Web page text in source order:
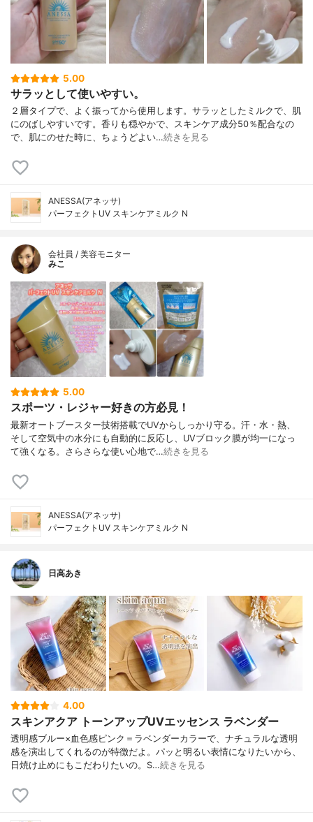
5.00
サラッとして使いやすい。
２層タイプで、よく振ってから使用します。サラッとしたミルクで、肌
にのばしやすいです。香りも穏やかで、スキンケア成分50％配合なの
で、肌にのせた時に、ちょうどよい…続きを見る
ANESSA(アネッサ)
パーフェクトUV スキンケアミルク N
会社員 / 美容モニター
みこ
5.00
スポーツ・レジャー好きの方必見！
最新オートブースター技術搭載でUVからしっかり守る。汗・水・熱、
そして空気中の水分にも自動的に反応し、UVブロック膜が均一になっ
て強くなる。さらさらな使い心地で…続きを見る
ANESSA(アネッサ)
パーフェクトUV スキンケアミルク N
日高あき
4.00
スキンアクア トーンアップUVエッセンス ラベンダー
透明感ブルー×血色感ピンク＝ラベンダーカラーで、ナチュラルな透明
感を演出してくれるのが特徴だよ。パッと明るい表情になりたいから、
日焼け止めにもこだわりたいの。S…続きを見る